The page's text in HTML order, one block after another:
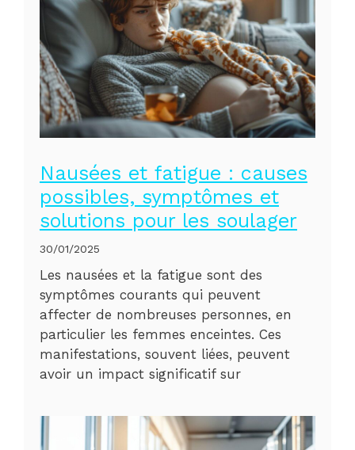
Nausées et fatigue : causes
possibles, symptômes et
solutions pour les soulager
30/01/2025
Les nausées et la fatigue sont des
symptômes courants qui peuvent
affecter de nombreuses personnes, en
particulier les femmes enceintes. Ces
manifestations, souvent liées, peuvent
avoir un impact significatif sur